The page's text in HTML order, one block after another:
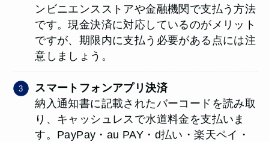
ンビニエンスストアや金融機関で支払う方法
です。現金決済に対応しているのがメリット
ですが、期限内に支払う必要がある点には注
意しましょう。
スマートフォンアプリ決済
納入通知書に記載されたバーコードを読み取
り、キャッシュレスで水道料金を支払いま
す。PayPay・au PAY・d払い・楽天ペイ・